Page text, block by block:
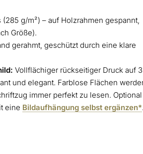
(285 g/m²) – auf Holzrahmen gespannt,
Größe).
gerahmt, geschützt durch eine klare
Vollflächiger rückseitiger Druck auf 3
und elegant. Farblose Flächen
immer perfekt zu lesen. Optional
eine Bildaufhängung selbst ergänzen*.